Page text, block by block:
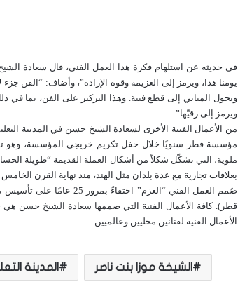
يومنا هذا، ويرمز إلى العزيمة وقوة الإرادة”، وأضاف: “الفن
وتحول المباني إلى قطع فنية. وهذا التركيز على الفن، بما في
ويرمز إلى رقيّها”.
من الأعمال الفنية الأخرى لسعادة الشيخ حسن في المدينة
مؤسسة قطر سنويًا خلال حفل تكريم خريجي المؤسسة، وهو تقليد
ملوية، التي تشكّل شكلاً من أشكال العملة القديمة “طويلة
بعلاقات تجارية مع عدة بلدان مثل الهند، منذ نهاية القرن
قطر). كافة الأعمال الفنية التي صممها سعادة الشيخ حسن
الأعمال الفنية لفنانين محليين وعالميين.
الشيخة موزا بنت ناصر المدينة